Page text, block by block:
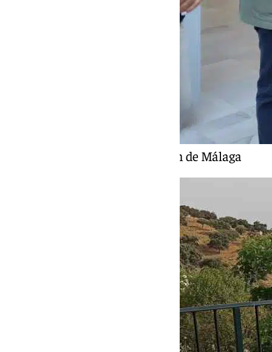
Un momento de la Maratón de Málaga